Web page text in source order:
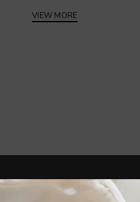
VIEW MORE